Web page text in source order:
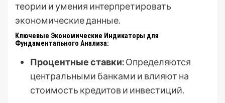
теории и умения интерпретировать
экономические данные.
Ключевые Экономические Индикаторы для
Фундаментального Анализа:
Процентные ставки:Определяются
центральными банками и влияют на
стоимость кредитов и инвестиций.